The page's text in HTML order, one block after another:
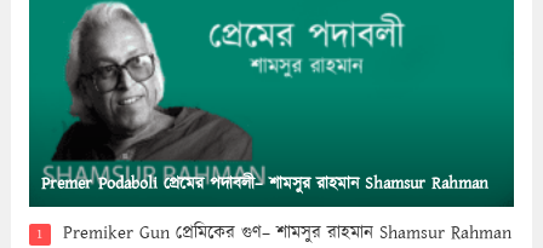
Premer Podaboli প্রেমের পদাবলী– শামসুর রাহমান Shamsur Rahman
1 Premiker Gun প্রেমিকের গুণ– শামসুর রাহমান Shamsur Rahman